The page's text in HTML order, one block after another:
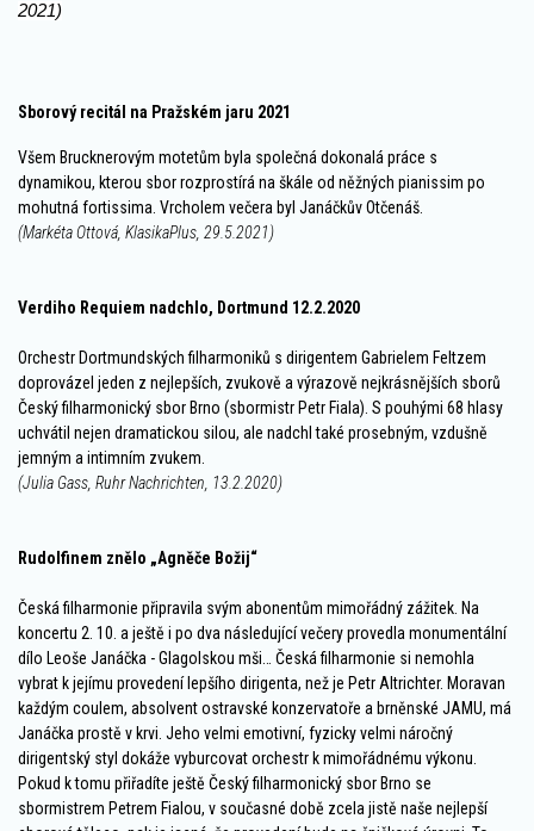
2021)
Sborový recitál na Pražském jaru 2021
Všem Brucknerovým motetům byla společná dokonalá práce s
dynamikou, kterou sbor rozprostírá na škále od něžných pianissim po
mohutná fortissima. Vrcholem večera byl Janáčkův Otčenáš.
(Markéta Ottová, KlasikaPlus, 29.5.2021)
Verdiho Requiem nadchlo, Dortmund 12.2.2020
Orchestr Dortmundských filharmoniků s dirigentem Gabrielem Feltzem
doprovázel jeden z nejlepších, zvukově a výrazově nejkrásnějších sborů
Český filharmonický sbor Brno (sbormistr Petr Fiala). S pouhými 68 hlasy
uchvátil nejen dramatickou silou, ale nadchl také prosebným, vzdušně
jemným a intimním zvukem.
(Julia Gass, Ruhr Nachrichten, 13.2.2020)
Rudolfinem znělo „Agněče Božij“
Česká filharmonie připravila svým abonentům mimořádný zážitek. Na
koncertu 2. 10. a ještě i po dva následující večery provedla monumentální
dílo Leoše Janáčka - Glagolskou mši… Česká filharmonie si nemohla
vybrat k jejímu provedení lepšího dirigenta, než je Petr Altrichter. Moravan
každým coulem, absolvent ostravské konzervatoře a brněnské JAMU, má
Janáčka prostě v krvi. Jeho velmi emotivní, fyzicky velmi náročný
dirigentský styl dokáže vyburcovat orchestr k mimořádnému výkonu.
Pokud k tomu přiřadíte ještě Český filharmonický sbor Brno se
sbormistrem Petrem Fialou, v současné době zcela jistě naše nejlepší